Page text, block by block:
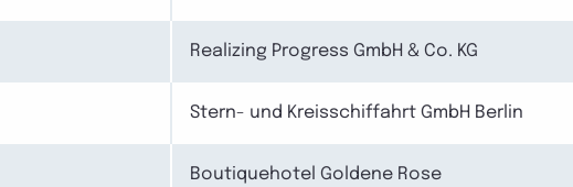
Realizing Progress GmbH & Co. KG
Stern- und Kreisschiffahrt GmbH Berlin
Boutiquehotel Goldene Rose